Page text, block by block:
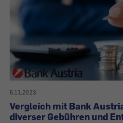
6.11.2023
Vergleich mit Bank
diverser Gebühren und